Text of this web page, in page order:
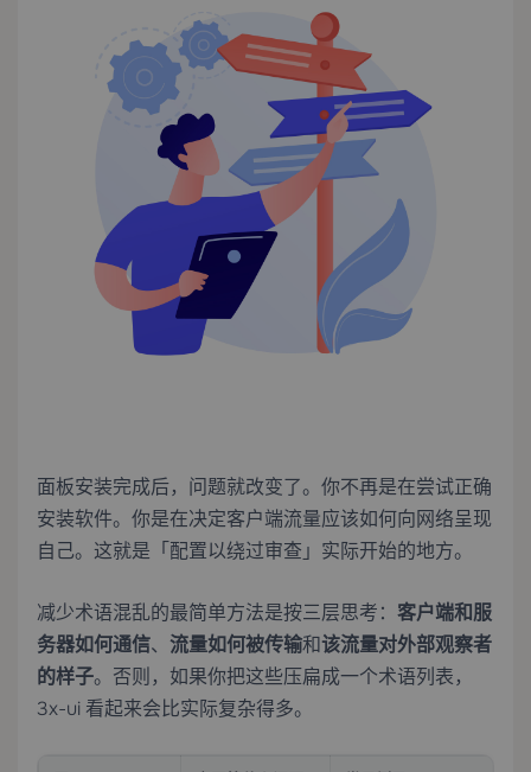
面板安装完成后，问题就改变了。你不再是在尝试正确
安装软件。你是在决定客户端流量应该如何向网络呈现
自己。这就是「配置以绕过审查」实际开始的地方。
减少术语混乱的最简单方法是按三层思考： 客户端和服
务器如何通信、 流量如何被传输和该流量对外部观察者
的样子。否则，如果你把这些压扁成一个术语列表，
3x-ui 看起来会比实际复杂得多。